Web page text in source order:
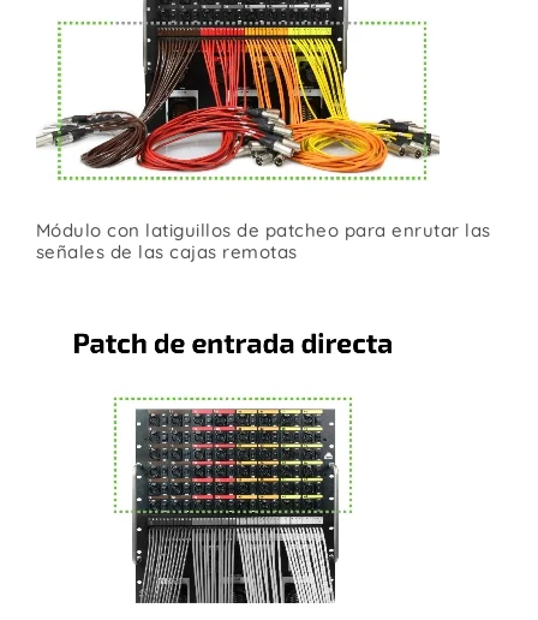
Módulo con latiguillos de patcheo para enrutar las
señales de las cajas remotas